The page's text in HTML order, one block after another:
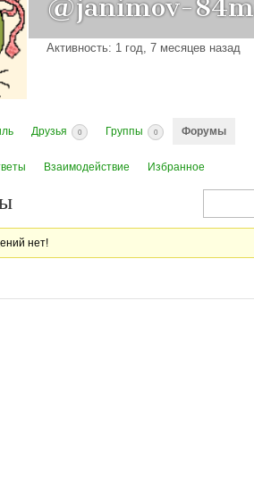
@janimov-
Активность: 1 год, 7 месяцев назад
Друзья 0 Группы 0 Форумы
Взаимодействие Избранное
нет!